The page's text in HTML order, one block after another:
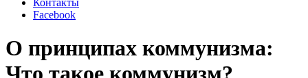
Контакты
Facebook
О принципах коммунизма: